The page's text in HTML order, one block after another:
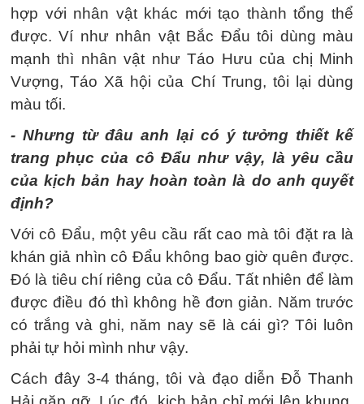
hợp với nhân vật khác mới tạo thành tổng thể
được. Ví như nhân vật Bắc Đẩu tôi dùng màu
mạnh thì nhân vật như Táo Hưu của chị Minh
Vượng, Táo Xã hội của Chí Trung, tôi lại dùng
màu tối.
- Nhưng từ đâu anh lại có ý tưởng thiết kế
trang phục của cô Đẩu như vậy, là yêu cầu
của kịch bản hay hoàn toàn là do anh quyết
định?
Với cô Đẩu, một yêu cầu rất cao mà tôi đặt ra là
khán giả nhìn cô Đẩu không bao giờ quên được.
Đó là tiêu chí riêng của cô Đẩu. Tất nhiên để làm
được điều đó thì không hề đơn giản. Năm trước
có trắng và ghi, năm nay sẽ là cái gì? Tôi luôn
phải tự hỏi mình như vậy.
Cách đây 3-4 tháng, tôi và đạo diễn Đỗ Thanh